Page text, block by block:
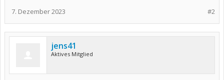
#2
7. Dezember 2023
jens41
Aktives Mitglied